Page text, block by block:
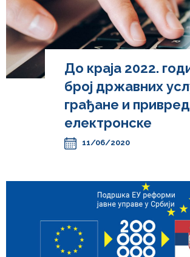
До краја 2022.
број државних
грађане и
електронске
11/06/2020